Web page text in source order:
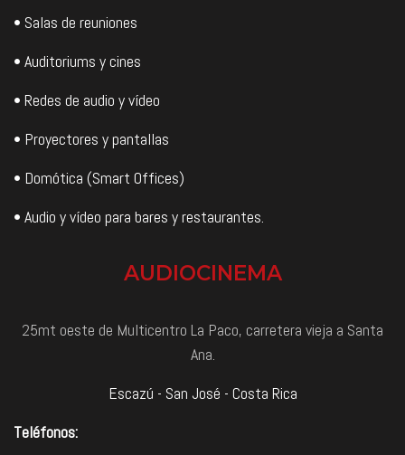
• Salas de reuniones
• Auditoriums y cines
• Redes de audio y vídeo
• Proyectores y pantallas
• Domótica (Smart Offices)
• Audio y vídeo para bares y restaurantes.
AUDIOCINEMA
25mt oeste de Multicentro La Paco, carretera vieja a Santa
Ana.
Escazú - San José - Costa Rica
Teléfonos: